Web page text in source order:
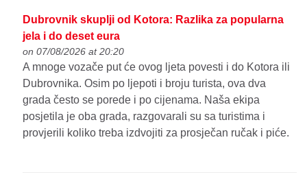
Dubrovnik skuplji od Kotora: Razlika za popularna
jela i do deset eura
on 07/08/2026 at 20:20
A mnoge vozače put će ovog ljeta povesti i do Kotora ili
Dubrovnika. Osim po ljepoti i broju turista, ova dva
grada često se porede i po cijenama. Naša ekipa
posjetila je oba grada, razgovarali su sa turistima i
provjerili koliko treba izdvojiti za prosječan ručak i piće.